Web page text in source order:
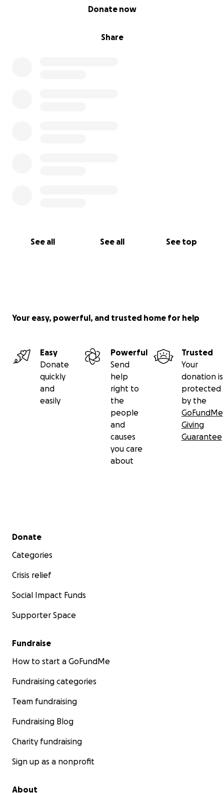
Share
Donate now
See all See all See top
Your easy, powerful, and trusted home for help
Easy
Donate
quickly
and
easily
Powerful
Send
help
right to
the
people
and
causes
you care
about
Trusted
Your
donation is
protected
by the
GoFundMe
Giving
Guarantee
Secondary menu
Donate
Categories
Crisis relief
Social Impact Funds
Supporter Space
Fundraise
How to start a GoFundMe
Fundraising categories
Team fundraising
Fundraising Blog
Charity fundraising
Sign up as a nonprofit
About